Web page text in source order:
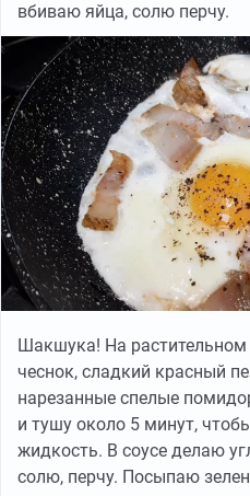
вбиваю яйца, солю перчу.
Шакшука! На
чеснок, сладкий красный
нарезанные спелые
и тушу около 5 минут,
жидкость. В соусе делаю
солю, перчу. Посыпаю